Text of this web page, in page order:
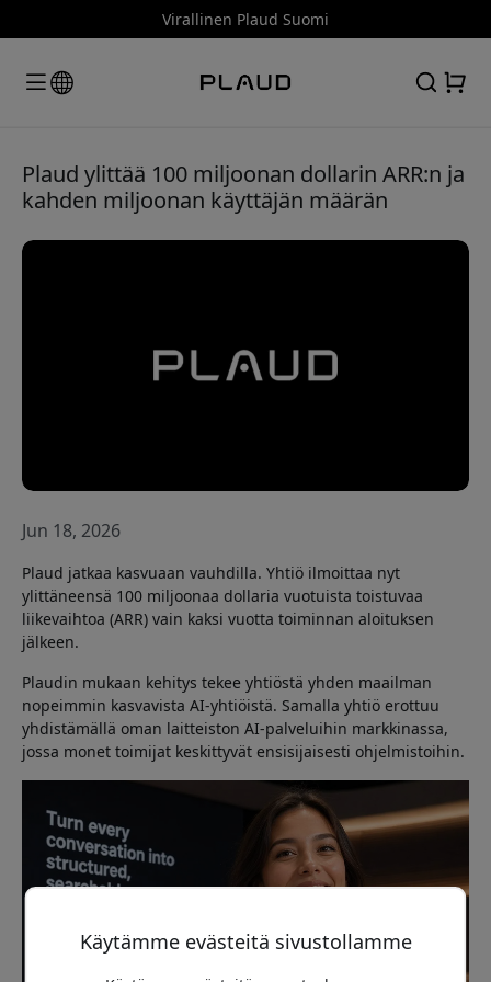
Virallinen Plaud Suomi
Plaud ylittää 100 miljoonan dollarin ARR:n ja
kahden miljoonan käyttäjän määrän
Jun 18, 2026
Plaud jatkaa kasvuaan vauhdilla. Yhtiö ilmoittaa nyt
ylittäneensä 100 miljoonaa dollaria vuotuista toistuvaa
liikevaihtoa (ARR) vain kaksi vuotta toiminnan aloituksen
jälkeen.
Plaudin mukaan kehitys tekee yhtiöstä yhden maailman
nopeimmin kasvavista AI-yhtiöistä. Samalla yhtiö erottuu
yhdistämällä oman laitteiston AI-palveluihin markkinassa,
jossa monet toimijat keskittyvät ensisijaisesti ohjelmistoihin.
Käytämme evästeitä sivustollamme